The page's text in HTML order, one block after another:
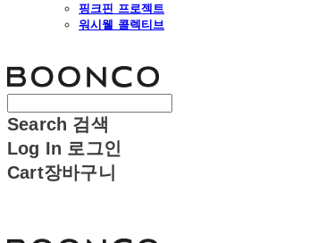
핑크핀 프로젝트
워시웰 콜렉티브
Search 검색
Log In 로그인
Cart장바구니